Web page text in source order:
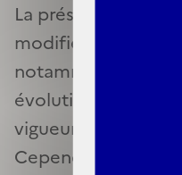
La présente
modifiée,
notamment de se
évolution des
vigueur,
Cependant, les